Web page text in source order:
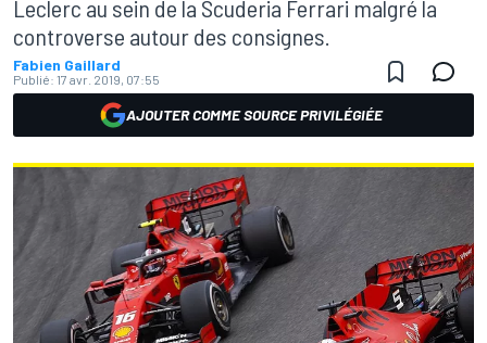
Leclerc au sein de la Scuderia Ferrari malgré la
controverse autour des consignes.
Fabien Gaillard
Publié: 17 avr. 2019, 07:55
AJOUTER COMME SOURCE PRIVILÉGIÉE